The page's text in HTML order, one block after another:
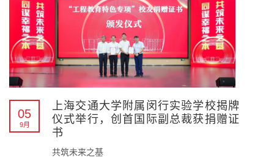
05
9月
上海交通大学附属闵行实验学校揭牌
仪式举行，创首国际副总裁获捐赠证
书
共筑未来之基